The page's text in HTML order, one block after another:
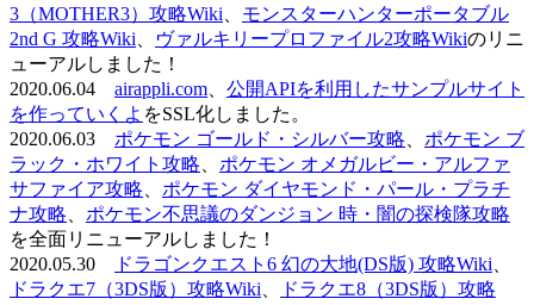
3（MOTHER3）攻略Wiki
モンスターハンターポータブル
2nd G 攻略Wiki
ヴァルキリープロファイル2攻略Wikiのリニ
ューアルしました！
2020.06.04 airappli.com
公開APIを利用したサンプルサイト
を作っていくよ をSSL化しました。
2020.06.03 ポケモン ゴールド・シルバー攻略
ポケモン ブ
ラック・ホワイト攻略
ポケモン オメガルビー・アルファ
サファイア攻略
ポケモン ダイヤモンド・パール・プラチ
ナ攻略
ポケモン不思議のダンジョン 時・闇の探検隊攻略
を全面リニューアルしました！
2020.05.30
ドラゴンクエスト6 幻の大地(DS版) 攻略Wiki
ドラクエ7（3DS版）攻略Wiki
ドラクエ8（3DS版）攻略